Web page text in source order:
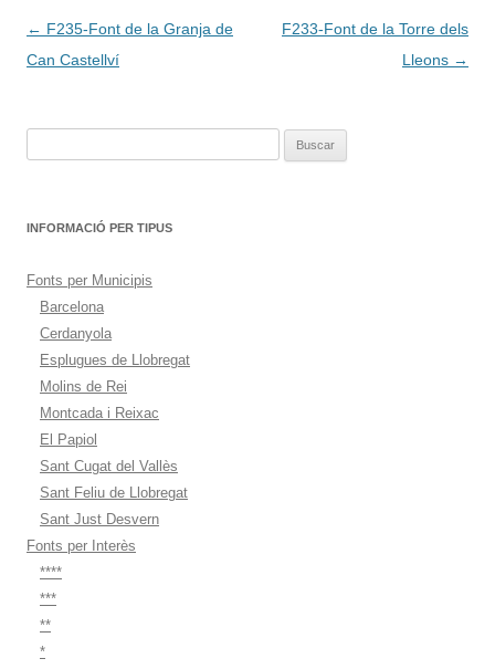
Navegación
de
← F235-Font de la Granja de
Can Castellví
F233-Font de la Torre dels
Lleons →
INFORMACIÓ PER TIPUS
Fonts per Municipis
Barcelona
Cerdanyola
Esplugues de Llobregat
Molins de Rei
Montcada i Reixac
El Papiol
Sant Cugat del Vallès
Sant Feliu de Llobregat
Sant Just Desvern
Fonts per Interès
****
***
**
*